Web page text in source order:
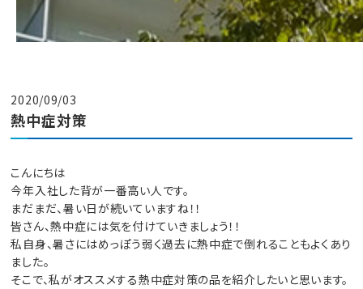
2020/09/03
熱中症対策
こんにちは
今年入社した背が一番高い人です。
まだまだ、暑い日が続いていますね！！
皆さん、熱中症には気を付けていきましょう！！
私自身、暑さにはめっぽう弱く過去に熱中症で倒れることもよくあり
ました。
そこで、私がオススメする熱中症対策の品を紹介したいと思います。